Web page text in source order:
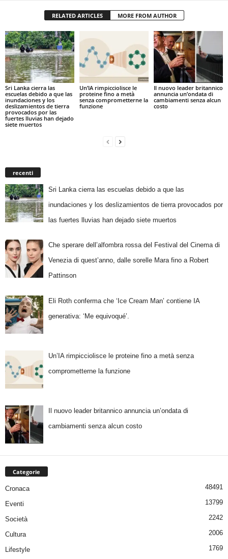
RELATED ARTICLES MORE FROM AUTHOR
Sri Lanka cierra las
escuelas debido a que las
inundaciones y los
deslizamientos de tierra
provocados por las
fuertes lluvias han dejado
siete muertos
Un’IA rimpicciolisce le
proteine fino a metà
senza comprometterne la
funzione
Il nuovo leader britannico
annuncia un’ondata di
cambiamenti senza alcun
costo
recenti
Sri Lanka cierra las escuelas debido a que las
inundaciones y los deslizamientos de tierra provocados por
las fuertes lluvias han dejado siete muertos
Che sperare dell’alfombra rossa del Festival del Cinema di
Venezia di quest’anno, dalle sorelle Mara fino a Robert
Pattinson
Eli Roth conferma che ‘Ice Cream Man’ contiene IA
generativa: ‘Me equivoqué’.
Un’IA rimpicciolisce le proteine fino a metà senza
comprometterne la funzione
Il nuovo leader britannico annuncia un’ondata di
cambiamenti senza alcun costo
Categorie
Cronaca 48491
Eventi 13799
Società 2242
Cultura 2006
Lifestyle 1769